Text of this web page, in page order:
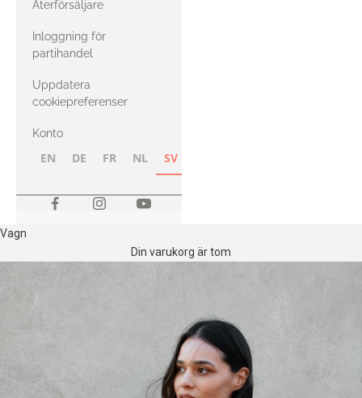
med Heavy
Merino
Återförsäljare
Inloggning för
partihandel
Uppdatera
cookiepreferenser
Konto
EN DE FR NL SV
Vagn
Din varukorg är tom